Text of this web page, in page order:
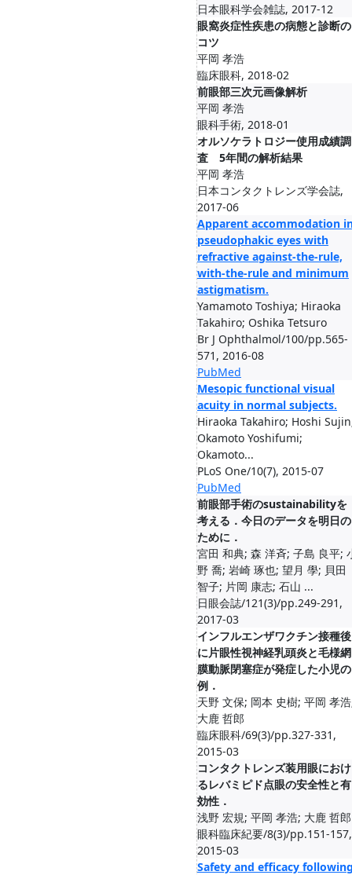
日本眼科学会雑誌, 2017-12
眼窩炎症性疾患の病態と診断の
コツ
平岡 孝浩
臨床眼科, 2018-02
前眼部三次元画像解析
平岡 孝浩
眼科手術, 2018-01
オルソケラトロジー使用成績調
査 5年間の解析結果
平岡 孝浩
日本コンタクトレンズ学会誌,
2017-06
Apparent accommodation
pseudophakic eyes with
refractive against-the-rule,
with-the-rule and minimum
astigmatism.
Yamamoto Toshiya; Hiraoka
Takahiro; Oshika Tetsuro
Br J Ophthalmol/100/pp.565-
571, 2016-08
PubMed
Mesopic functional visual
acuity in normal subjects.
Hiraoka Takahiro; Hoshi
Okamoto Yoshifumi;
Okamoto...
PLoS One/10(7), 2015-07
PubMed
前眼部手術のsustainabilityを
考える．今日のデータを明日の
ために．
宮田 和典; 森 洋斉; 子島 良平;
野 喬; 岩崎 琢也; 望月 學; 貝田
智子; 片岡 康志; 石山 ...
日眼会誌/121(3)/pp.249-291,
2017-03
インフルエンザワクチン接種後
に片眼性視神経乳頭炎と毛様網
膜動脈閉塞症が発症した小児
例．
天野 文保; 岡本 史樹; 平岡 孝
大鹿 哲郎
臨床眼科/69(3)/pp.327-331,
2015-03
コンタクトレンズ装用眼におけ
るレバミピド点眼の安全性と有
効性．
浅野 宏規; 平岡 孝浩; 大鹿 哲郎
眼科臨床紀要/8(3)/pp.151-157,
2015-03
Safety and efficacy